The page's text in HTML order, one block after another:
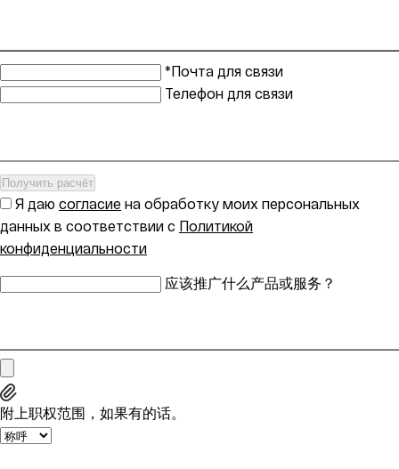
*Почта для связи
Телефон для связи
Получить расчёт
Я даю согласие на обработку моих персональных
данных в соответствии с Политикой
конфиденциальности
应该推广什么产品或服务？
附上职权范围，如果有的话。